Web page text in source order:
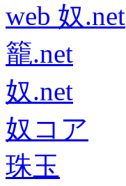
web 奴.net
籠.net
奴.net
奴コア
珠玉